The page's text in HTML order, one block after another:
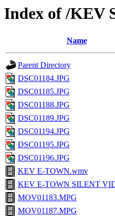
Index of /KEV
Name
Parent Directory
DSC01184.JPG
DSC01185.JPG
DSC01188.JPG
DSC01189.JPG
DSC01194.JPG
DSC01195.JPG
DSC01196.JPG
KEV E-TOWN.wmv
KEV E-TOWN SILENT
MOV01183.MPG
MOV01187.MPG